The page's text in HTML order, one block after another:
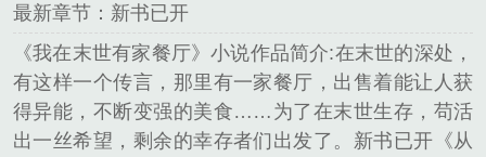
最新章节：新书已开
《我在末世有家餐厅》小说作品简介:在末世的深处，
有这样一个传言，那里有一家餐厅，出售着能让人获
得异能，不断变强的美食……为了在末世生存，苟活
出一丝希望，剩余的幸存者们出发了。新书已开《从